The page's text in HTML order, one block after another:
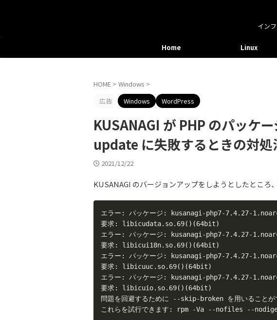
イン
Home Linux
HOME > Windows >
広告
Windows WordPress
KUSANAGI が PHP のパッケ
update に失敗するときの対処
2021/12/22
KUSANAGI のバージョンアップをしようとしたところ
エラー: パッケージ: kusanagi-php7-7.4.27-
要求: libicudata.so.69()(64bit)
エラー: パッケージ: kusanagi-php7-7.4.27-
要求: libicui18n.so.69()(64bit)
エラー: パッケージ: kusanagi-php7-7.4.27-
要求: libicuuc.so.69()(64bit)
エラー: パッケージ: kusanagi-php7-7.4.27-
要求: libicuio.so.69()(64bit)
問題を回避するために --skip-broken を用いることが
これらを試行できます: rpm -Va --nofiles --